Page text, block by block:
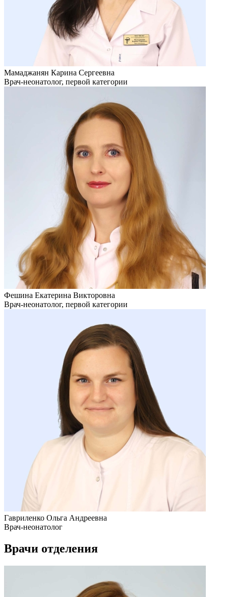
Мамаджанян Карина Сергеевна
Врач-неонатолог, первой категории
Фешина Екатерина Викторовна
Врач-неонатолог, первой категории
Гавриленко Ольга Андреевна
Врач-неонатолог
Врачи отделения